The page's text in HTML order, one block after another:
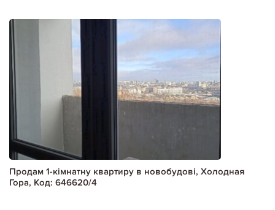
Продам 1-кімнатну квартиру в новобудові, Холодная
Гора, Код: 646620/4